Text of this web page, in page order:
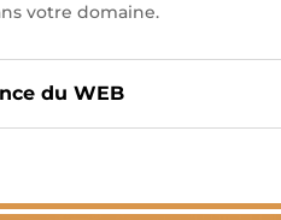
votre domaine.
du WEB